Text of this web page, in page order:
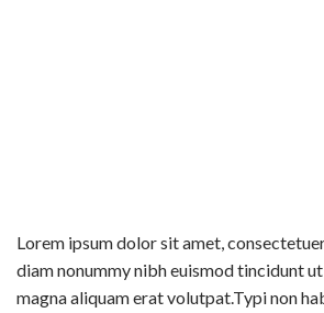
Lorem ipsum dolor sit amet,
diam nonummy nibh euismod tincidunt
magna aliquam erat volutpat.Typi non